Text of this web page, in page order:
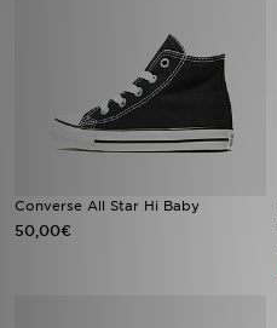
Converse All Star Hi Baby
50,00€